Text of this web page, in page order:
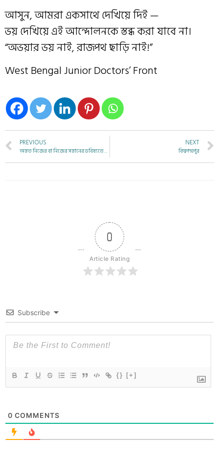
আসুন, আমরা একসাথে দেখিয়ে দিই —
ভয় দেখিয়ে এই আন্দোলনকে স্তব্ধ করা যাবে না।
“অভয়ার ভয় নাই, রাজপথ ছাড়ি নাই!”
West Bengal Junior Doctors’ Front
PREVIOUS
অন্তত নিজের বা নিজের সন্তানের ভবিষ্যতের কথা ভেবে, প্রতিবাদটা করুন
NEXT
বিল্বপদ্মপুর
0
Article Rating
Subscribe
{} [+]
0 COMMENTS